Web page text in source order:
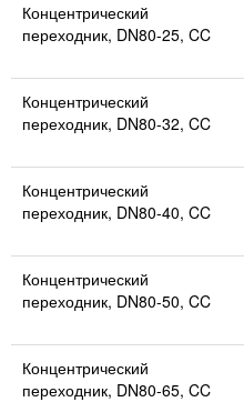
Концентрический
переходник, DN80-25, CC
Концентрический
переходник, DN80-32, CC
Концентрический
переходник, DN80-40, CC
Концентрический
переходник, DN80-50, CC
Концентрический
переходник, DN80-65, CC